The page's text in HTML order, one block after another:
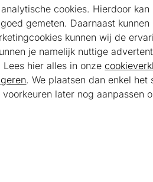
Helpdesk
Veelgestelde vragen
Klantenservice
Bel ons
085 301 22 55 (NL)
cookies. Hierdoor
gemeten. Daarnaast
kunnen wij de
je namelijk nuttige
hier alles in onze
. We plaatsen dan enkel het
later nog aanpassen